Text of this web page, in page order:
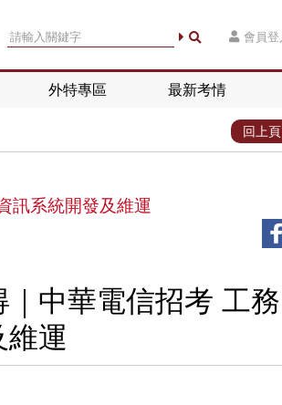
會員登
外特專區 最新考情
回上頁
訊系統開發及維運
中華電信招考 工務
運